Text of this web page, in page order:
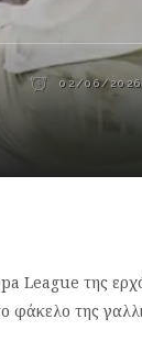
02/06/2026
League της
φάκελο της